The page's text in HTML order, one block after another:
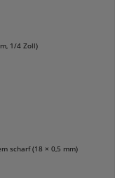
1/4 Zoll)
scharf (18 × 0,5 mm)